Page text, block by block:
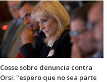
Cosse sobre denuncia contra
Orsi: "espero que no sea parte